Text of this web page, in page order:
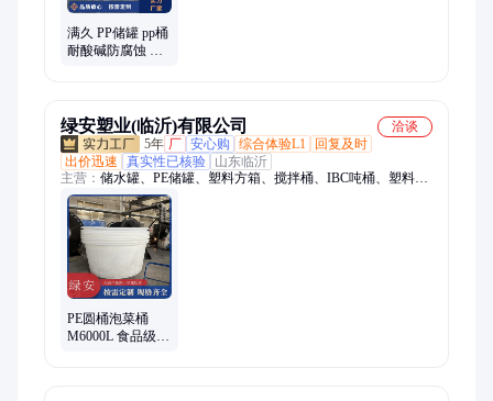
满久 PP储罐 pp桶
耐酸碱防腐蚀 结
绿安塑业(临沂)有限公司
洽谈
5年 厂 安心购 综合体验L1
回复及时
出价迅速
真实性已核验
山东临沂
主营： 储水罐、PE储罐、塑料方箱、搅拌桶、IBC吨桶、塑料圆
桶、堆码桶、双环桶、叉车桶、PP罐、减水剂复配设备、塑料水
塔、化工储罐、加药箱、HDPE储罐、锥底储罐、锥底水塔、塑
料搅拌罐、pe水箱、塑料水箱
PE圆桶泡菜桶
M6000L 食品级PP